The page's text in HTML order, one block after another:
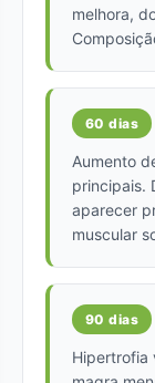
melhora,
60 dias
Aumento
principais.
aparecer
muscular
90 dias
Hipertrofia